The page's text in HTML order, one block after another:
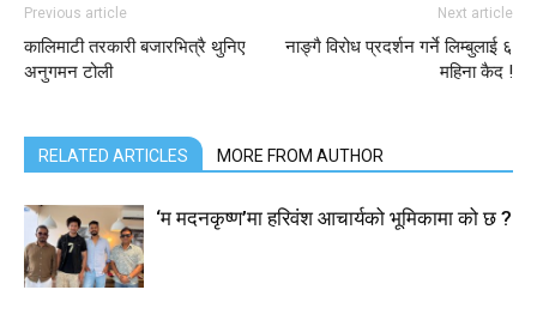
Previous article
कालिमाटी तरकारी बजारभित्रै थुनिए
अनुगमन टोली
Next article
नाङ्गै विरोध प्रदर्शन गर्ने लिम्बुलाई ६
महिना कैद !
RELATED ARTICLES MORE FROM AUTHOR
‘म मदनकृष्ण’मा हरिवंश आचार्यको भूमिकामा को छ ?